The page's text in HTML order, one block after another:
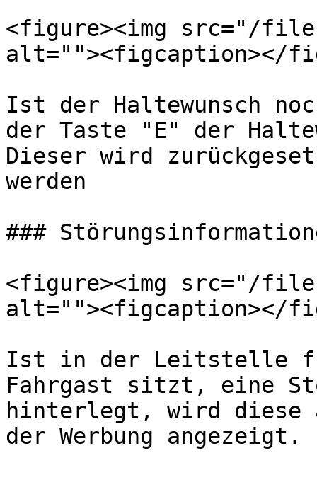
<figure><img src="/files/
alt=""><figcaption></
Ist der Haltewunsch
der Taste "E" der
Dieser wird
werden
###
<figure><img src="/files/
alt=""><figcaption></
Ist in der Leitstelle
Fahrgast sitzt, eine
hinterlegt, wird diese